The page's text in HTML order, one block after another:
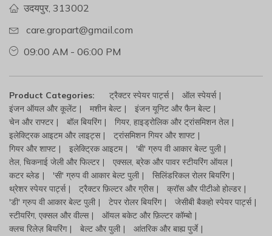
उदयपुर, 313002
care.gropart@gmail.com
09:00 AM - 06:00 PM
Product Categories: ट्रैक्टर स्पेयर पार्ट्स
ऑल स्पेयर्स
इंजन ऑयल और कूलेंट
मशीन बेल्ट
इंजन यूनिट और फैन बेल्ट
चेन और राफ्टर
बॉल बियरिंग
गियर, हाइड्रोलिक और ट्रांसमिशन तेल
इलेक्ट्रिक आइटम और लाइट्स
ट्रांसमिशन गियर और शाफ्ट
गियर और शाफ्ट
इलेक्ट्रिक आइटम
'बी' ग्रुप वी आकार बेल्ट पुली
तेल, चिकनाई जेली और फिल्टर
एक्सल, ब्रेक और पावर स्टीयरिंग ऑयल
कटर ब्लेड
'सी' ग्रुप वी आकार बेल्ट पुली
सिलिंडरिकल रोलर बियरिंग
थ्रेशर स्पेयर पार्ट्स
ट्रैक्टर फ़िल्टर और ग्रीस
क्रॉस और पीटीओ होल्डर
'डी' ग्रुप वी आकार बेल्ट पुली
टेपर रोलर बियरिंग
जेसीबी बैकहो स्पेयर पार्ट्स
स्टीयरिंग, एक्सल और वील्स
ऑयल बकेट और फ़िल्टर कॉम्बो
क्लच रिलेज़ बियरिंग
बेल्ट और पुली
आंतरिक और बाह्य पुर्जे